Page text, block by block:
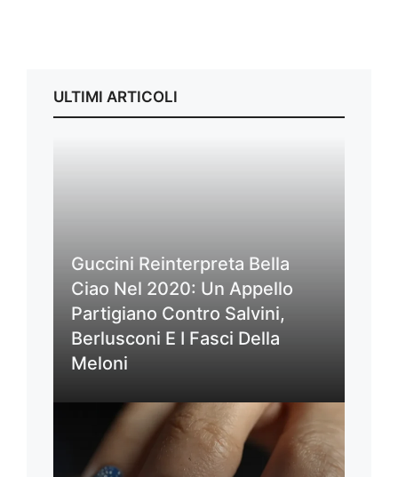
ULTIMI ARTICOLI
Guccini Reinterpreta Bella
Ciao Nel 2020: Un Appello
Partigiano Contro Salvini,
Berlusconi E I Fasci Della
Meloni